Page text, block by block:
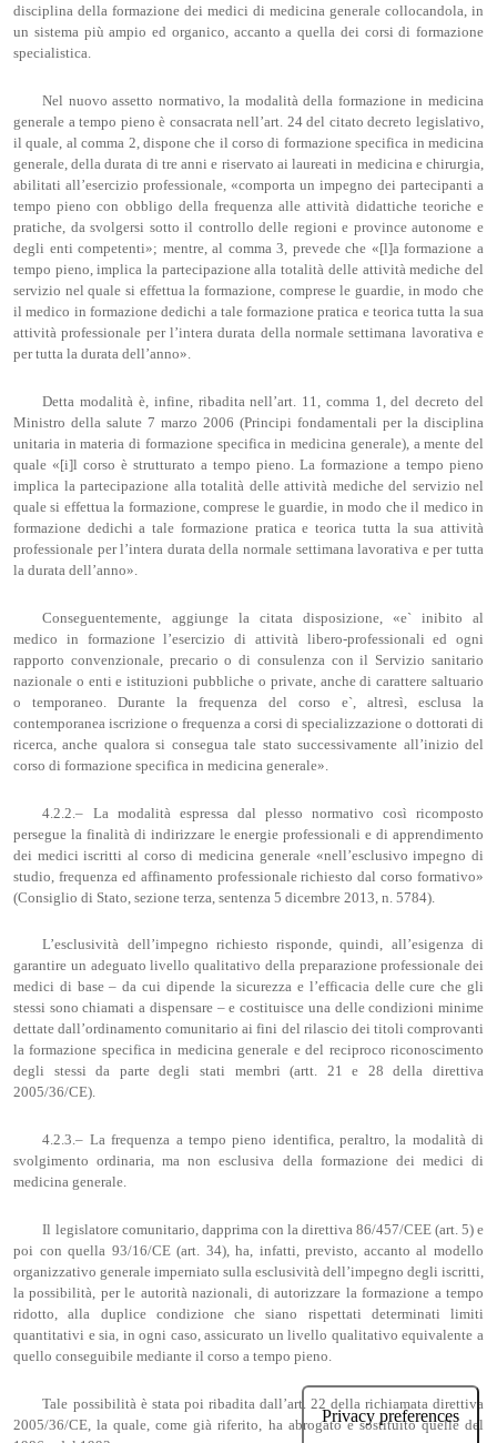
disciplina della formazione dei medici di medicina generale collocandola, in
un sistema più ampio ed organico, accanto a quella dei corsi di formazione
specialistica.
Nel nuovo assetto normativo, la modalità della formazione in medicina
generale a tempo pieno è consacrata nell’art. 24 del citato decreto legislativo,
il quale, al comma 2, dispone che il corso di formazione specifica in medicina
generale, della durata di tre anni e riservato ai laureati in medicina e chirurgia,
abilitati all’esercizio professionale, «comporta un impegno dei partecipanti a
tempo pieno con obbligo della frequenza alle attività didattiche teoriche e
pratiche, da svolgersi sotto il controllo delle regioni e province autonome e
degli enti competenti»; mentre, al comma 3, prevede che «[l]a formazione a
tempo pieno, implica la partecipazione alla totalità delle attività mediche del
servizio nel quale si effettua la formazione, comprese le guardie, in modo che
il medico in formazione dedichi a tale formazione pratica e teorica tutta la sua
attività professionale per l’intera durata della normale settimana lavorativa e
per tutta la durata dell’anno».
Detta modalità è, infine, ribadita nell’art. 11, comma 1, del decreto del
Ministro della salute 7 marzo 2006 (Principi fondamentali per la disciplina
unitaria in materia di formazione specifica in medicina generale), a mente del
quale «[i]l corso è strutturato a tempo pieno. La formazione a tempo pieno
implica la partecipazione alla totalità delle attività mediche del servizio nel
quale si effettua la formazione, comprese le guardie, in modo che il medico in
formazione dedichi a tale formazione pratica e teorica tutta la sua attività
professionale per l’intera durata della normale settimana lavorativa e per tutta
la durata dell’anno».
Conseguentemente, aggiunge la citata disposizione, «e` inibito al
medico in formazione l’esercizio di attività libero-professionali ed ogni
rapporto convenzionale, precario o di consulenza con il Servizio sanitario
nazionale o enti e istituzioni pubbliche o private, anche di carattere saltuario
o temporaneo. Durante la frequenza del corso e`, altresì, esclusa la
contemporanea iscrizione o frequenza a corsi di specializzazione o dottorati di
ricerca, anche qualora si consegua tale stato successivamente all’inizio del
corso di formazione specifica in medicina generale».
4.2.2.– La modalità espressa dal plesso normativo così ricomposto
persegue la finalità di indirizzare le energie professionali e di apprendimento
dei medici iscritti al corso di medicina generale «nell’esclusivo impegno di
studio, frequenza ed affinamento professionale richiesto dal corso formativo»
(Consiglio di Stato, sezione terza, sentenza 5 dicembre 2013, n. 5784).
L’esclusività dell’impegno richiesto risponde, quindi, all’esigenza di
garantire un adeguato livello qualitativo della preparazione professionale dei
medici di base – da cui dipende la sicurezza e l’efficacia delle cure che gli
stessi sono chiamati a dispensare – e costituisce una delle condizioni minime
dettate dall’ordinamento comunitario ai fini del rilascio dei titoli comprovanti
la formazione specifica in medicina generale e del reciproco riconoscimento
degli stessi da parte degli stati membri (artt. 21 e 28 della direttiva
2005/36/CE).
4.2.3.– La frequenza a tempo pieno identifica, peraltro, la modalità di
svolgimento ordinaria, ma non esclusiva della formazione dei medici di
medicina generale.
Il legislatore comunitario, dapprima con la direttiva 86/457/CEE (art. 5) e
poi con quella 93/16/CE (art. 34), ha, infatti, previsto, accanto al modello
organizzativo generale imperniato sulla esclusività dell’impegno degli iscritti,
la possibilità, per le autorità nazionali, di autorizzare la formazione a tempo
ridotto, alla duplice condizione che siano rispettati determinati limiti
quantitativi e sia, in ogni caso, assicurato un livello qualitativo equivalente a
quello conseguibile mediante il corso a tempo pieno.
Tale possibilità è stata poi ribadita dall’art. 22 della richiamata direttiva
2005/36/CE, la quale, come già riferito, ha abrogato e sostituito quelle del